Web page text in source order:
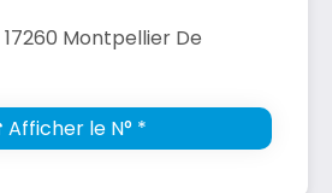
Montpellier De
le N° *